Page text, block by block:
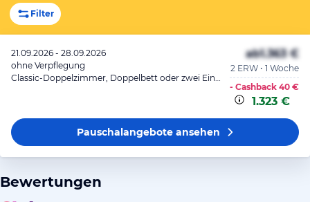
Filter
21.09.2026 - 28.09.2026
ohne Verpflegung
Classic-Doppelzimmer, Doppelbett oder zwei Einzelbetten
ab1.363 €
2 ERW • 1 Woche
- Cashback 40 €
1.323 €
Pauschalangeboteansehen
Bewertungen